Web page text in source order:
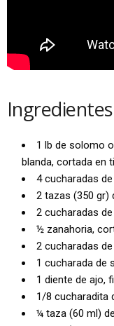
Ingredientes
1 lb de solomo
blanda, cortada en
4 cucharadas
2 tazas (350 gr)
2 cucharadas
½ zanahoria,
2 cucharadas
1 cucharada de
1 diente de ajo,
1/8 cucharadita
¼ taza (60 ml)